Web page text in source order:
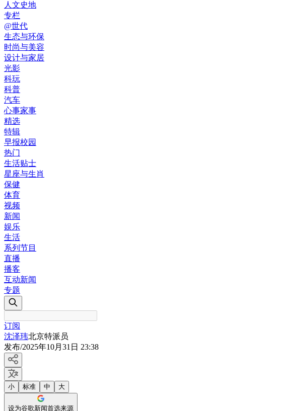
人文史地
专栏
@世代
生态与环保
时尚与美容
设计与家居
光影
科玩
科普
汽车
心事家事
精选
特辑
早报校园
热门
生活贴士
星座与生肖
保健
体育
视频
新闻
娱乐
生活
系列节目
直播
播客
互动新闻
专题
订阅
沈泽玮北京特派员
发布/2025年10月31日 23:38
小 标准 中 大
设为谷歌新闻首选来源